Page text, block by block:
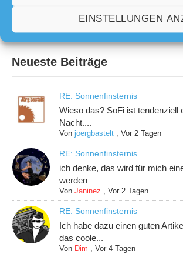
EINSTELLUNGEN
Mach mit!
Neueste Beiträge
RE: Sonnenfinsternis
Wieso das? SoFi ist tendenziell
Nacht....
Vonjoergbastelt ,Vor 2 Tagen
RE: Sonnenfinsternis
ich denke, das wird für mich
werden
VonJaninez ,Vor 2 Tagen
RE: Sonnenfinsternis
Ich habe dazu einen guten
das coole...
Von Dim ,Vor 4 Tagen